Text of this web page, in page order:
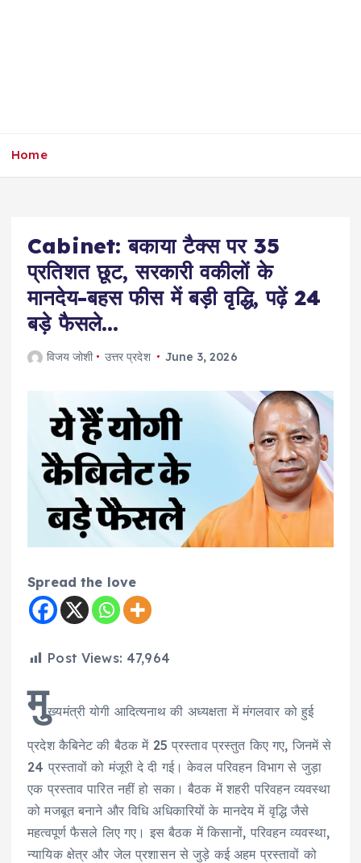
Home
Cabinet: बकाया टैक्स पर 35
प्रतिशत छूट, सरकारी वकीलों के
मानदेय-बहस फीस में बड़ी वृद्धि, पढ़ें 24
बड़े फैसले…
विजय जोशी उत्तर प्रदेश June 3, 2026
Spread the love
Post Views: 47,964
मुख्यमंत्री योगी आदित्यनाथ की अध्यक्षता में मंगलवार को हुई
प्रदेश कैबिनेट की बैठक में 25 प्रस्ताव प्रस्तुत किए गए, जिनमें से
24 प्रस्तावों को मंजूरी दे दी गई। केवल परिवहन विभाग से जुड़ा
एक प्रस्ताव पारित नहीं हो सका। बैठक में शहरी परिवहन व्यवस्था
को मजबूत बनाने और विधि अधिकारियों के मानदेय में वृद्धि जैसे
महत्वपूर्ण फैसले लिए गए। इस बैठक में किसानों, परिवहन व्यवस्था,
न्यायिक क्षेत्र और जेल प्रशासन से जुड़े कई अहम प्रस्तावों को